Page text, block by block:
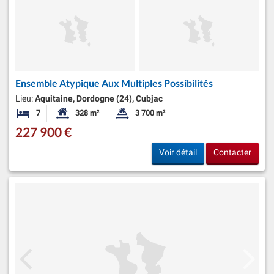
Ensemble Atypique Aux Multiples Possibilités
Lieu:Aquitaine, Dordogne (24), Cubjac
7 ChambresSurface habitable:
328 m² Superficie du terrain:
3 700 m²
227 900 €
Voir détail Contacter